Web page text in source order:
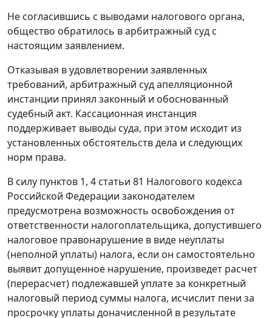
Не согласившись с выводами налогового органа,
общество обратилось в арбитражный суд с
настоящим заявлением.
Отказывая в удовлетворении заявленных
требований, арбитражный суд апелляционной
инстанции принял законный и обоснованный
судебный акт. Кассационная инстанция
поддерживает выводы суда, при этом исходит из
установленных обстоятельств дела и следующих
норм права.
В силу пунктов 1, 4 статьи 81 Налогового кодекса
Российской Федерации законодателем
предусмотрена возможность освобождения от
ответственности налогоплательщика, допустившего
налоговое правонарушение в виде неуплаты
(неполной уплаты) налога, если он самостоятельно
выявит допущенное нарушение, произведет расчет
(перерасчет) подлежавшей уплате за конкретный
налоговый период суммы налога, исчислит пени за
просрочку уплаты доначисленной в результате